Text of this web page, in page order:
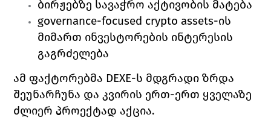
ბირჟებზე სავაჭრო აქტივობის მატება
governance-focused crypto assets-ის
მიმართ ინვესტორების ინტერესის
გაგრძელება
ამ ფაქტორებმა DEXE-ს მდგრადი ზრდა
შეუნარჩუნა და კვირის ერთ-ერთ ყველაზე
ძლიერ პროექტად აქცია.